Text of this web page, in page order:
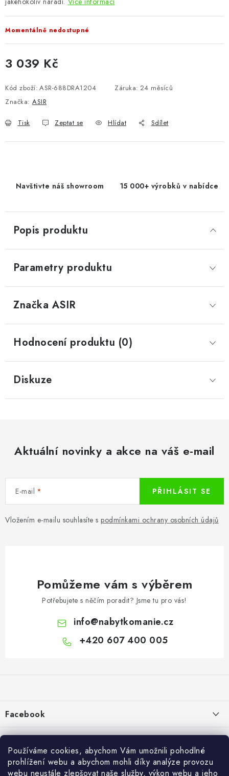
Používáme cookies, abychom Vám umožnili pohodlné
prohlížení webu a abychom mohli díky analýze provozu
webu neustále zlepšovat naše služby, výkon webu a jeho
Bonusový program NBM+
Momentálně nedostupné
3 039 Kč
Kód zboží: ASR-688DRA1204 Záruka: 24 měsíců
Značka: ASIR
Tisk Zeptat se Hlídat Sdílet
Navštivte náš showroom 15 000+ výrobků v nabídce
Popis produktu
Parametry produktu
Značka ASIR
Hodnocení produktu (0)
Diskuze
Aktuální novinky a akce na váš e-mail
E-mail
Vložením e-mailu souhlasíte s podmínkami ochrany osobních údajů
PŘIHLÁSIT SE
Pomůžeme vám s výběrem
Potřebujete s něčím poradit? Jsme tu pro vás!
info@nabytkomanie.cz
+420 607 400 005
a
í
Facebook
Vše o nákupu